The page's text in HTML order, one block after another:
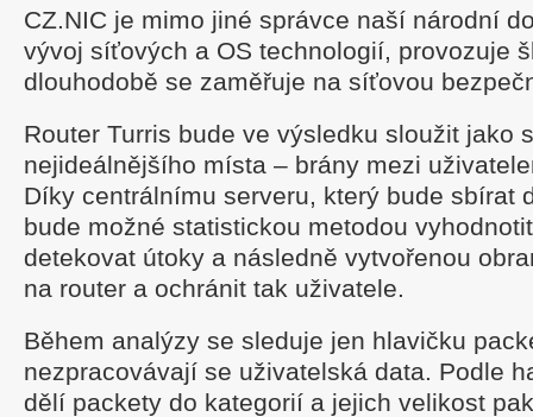
CZ.NIC je mimo jiné správce naší národní
vývoj síťových a OS technologií, provozuje
dlouhodobě se zaměřuje na síťovou
Router Turris bude ve výsledku sloužit jako
nejideálnějšího místa – brány mezi
Díky centrálnímu serveru, který bude sbírat
bude možné statistickou metodou
detekovat útoky a následně vytvořenou
na router a ochránit tak uživatele.
Během analýzy se sleduje jen hlavičku
nezpracovávají se uživatelská data. Podle
dělí packety do kategorií a jejich velikost